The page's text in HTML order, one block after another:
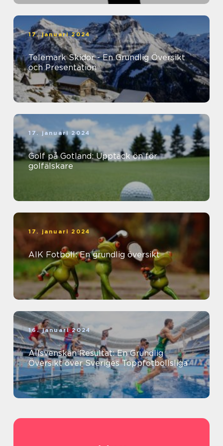
17. januari 2024
Telemark Skidor - En Grundlig Översikt
och Presentation
17. januari 2024
Golf på Gotland: Upptäck ön för
golfälskare
17. januari 2024
AIK Fotboll: En grundlig översikt
16. januari 2024
Allsvenskan Resultat: En Grundlig
Översikt över Sveriges Toppfotbollsliga